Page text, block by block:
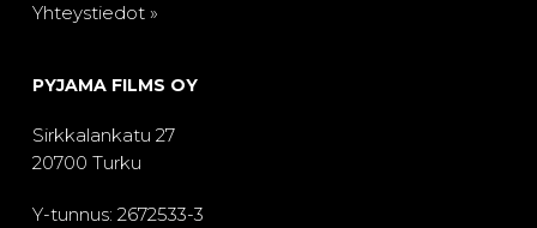
Yhteystiedot »
PYJAMA FILMS OY
Sirkkalankatu 27
20700 Turku
Y-tunnus: 2672533-3